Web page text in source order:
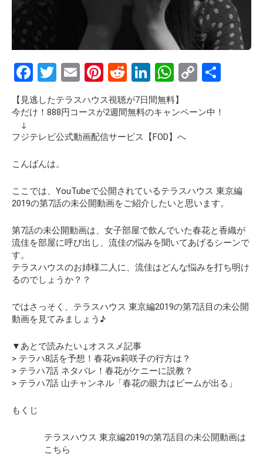
F
a
ce
b
o
o
k
T
wi
tt
er
E
m
ail
Pi
nt
er
es
t
R
e
d
di
t
Li
n
ke
dI
n
W
h
at
p
C
py
【見逃したテラスハウス視聴が7日間無料】
今だけ！888円コースが2週間無料のキャンペーン中！
↓
フジテレビ公式動画配信サービス【FOD】へ
こんばんは。
ここでは、YouTubeで公開されているテラスハウス 東京編
2019の第7話の未公開動画をご紹介したいと思います。
第7話の未公開動画は、女子部屋で飲んでいた春花と香織が
流佳を部屋に呼び出し、流佳の悩みを聞いてあげるシーンで
す。
テラスハウスのお姉様二人に、流佳はどんな悩みを打ち明け
るのでしょうか？？
ではさっそく、テラスハウス 東京編2019の第7話目の未公開
動画を見てみましょう♪
▼あとで読みたい↓オススメ記事
> テラハ8話を予想！春花vs莉咲子の行方は？
> テラハ7話 ネタバレ！春花がケニーに説教？
> テラハ7話 山チャンネル「春花の眼力はビームが出る」
もくじ
テラスハウス 東京編2019の第7話目の未公開動画は
こちら